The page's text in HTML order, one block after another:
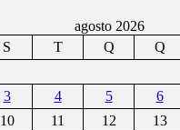
agosto 2026
S T Q Q
3 4 5 6
10 11 12 13